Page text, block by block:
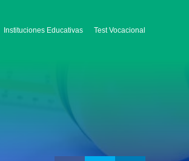
Instituciones Educativas Test Vocacional